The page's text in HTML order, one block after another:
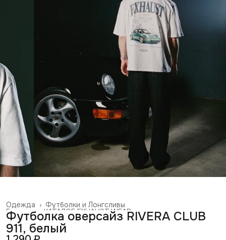
Футболки и Лонгсливы
Одежда ›
КАТАЛОГ EXHAUST WEAR ›
Главная ›
Футболка оверсайз RIVERA CLUB
911, белый